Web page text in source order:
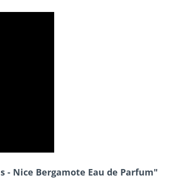
Nice Bergamote Eau de Parfum"